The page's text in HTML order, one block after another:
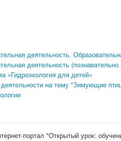
деятельность.
деятельность
«Гидроэкология для детей»
деятельности на тему "Зимующие
портал "Открытый урок: